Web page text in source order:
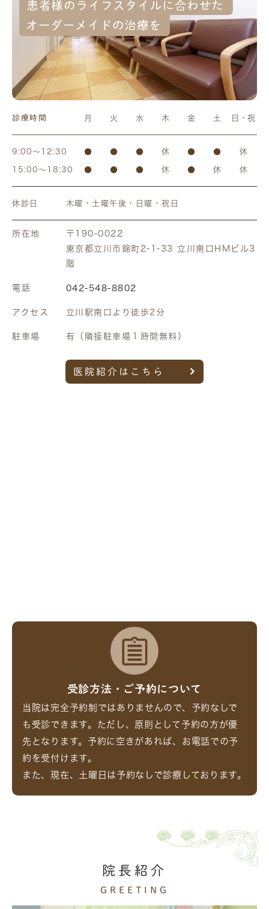
2019.10.01
消費税率引き上げにより、料金が一部変更になりました。ご了承
ください。
ホームページが新しくなりました。
2019.08.01
す。よろしくお願い申し上げます。
診療時間 月 火 水 木 金 土 日・祝
9:00～12:30 ● ● ● 休 ● ● 休
15:00～18:30 ● ● ● 休 ● 休 休
休診日 木曜・土曜午後・日曜・祝日
所在地
〒190-0022
東京都立川市錦町2-1-33 立川南口HMビル3
階
電話 042-548-8802
アクセス 立川駅南口より徒歩2分
駐車場 有（隣接駐車場１時間無料）
医院紹介はこちら
受診方法・ご予約について
当院は完全予約制ではありませんので、予約なしで
も受診できます。ただし、原則として予約の方が優
先となります。予約に空きがあれば、お電話での予
約を受付けます。
また、現在、土曜日は予約なしで診療しております。
院長紹介
GREETING